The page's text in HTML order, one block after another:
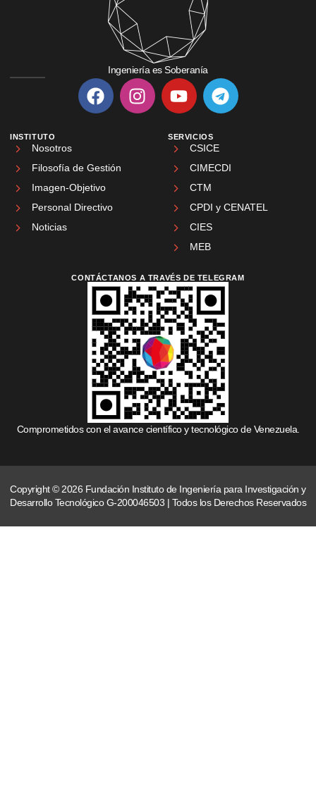
Ingeniería es Soberanía
INSTITUTO
Nosotros
Filosofía de Gestión
Imagen-Objetivo
Personal Directivo
Noticias
SERVICIOS
CSICE
CIMECDI
CTM
CPDI y CENATEL
CIES
MEB
CONTÁCTANOS A TRAVÉS DE TELEGRAM
Comprometidos con el avance científico y tecnológico de Venezuela.
Copyright © 2026 Fundación Instituto de Ingeniería para Investigación y
Desarrollo Tecnológico G-200046503 | Todos los Derechos Reservados